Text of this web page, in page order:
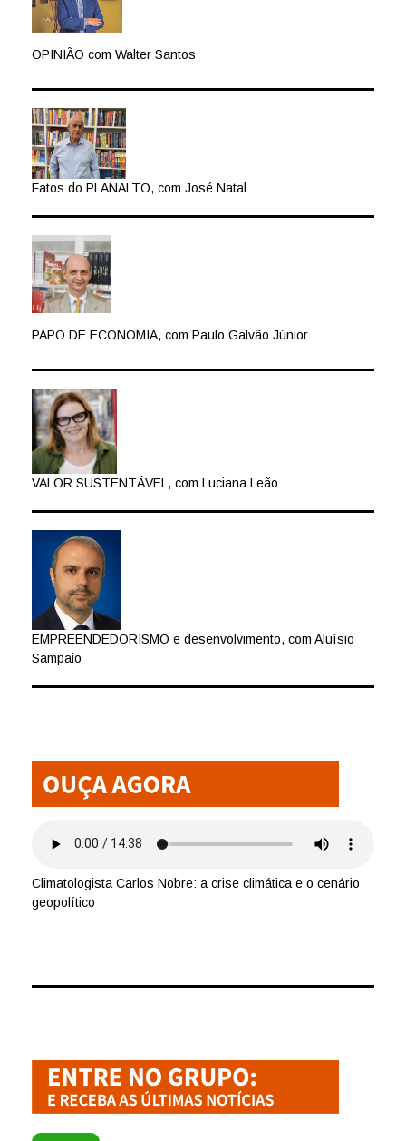
OPINIÃO com Walter Santos
Fatos do PLANALTO, com José Natal
PAPO DE ECONOMIA, com Paulo Galvão Júnior
VALOR SUSTENTÁVEL, com Luciana Leão
EMPREENDEDORISMO e desenvolvimento, com Aluísio
Sampaio
Climatologista Carlos Nobre: a crise climática e o cenário
geopolítico